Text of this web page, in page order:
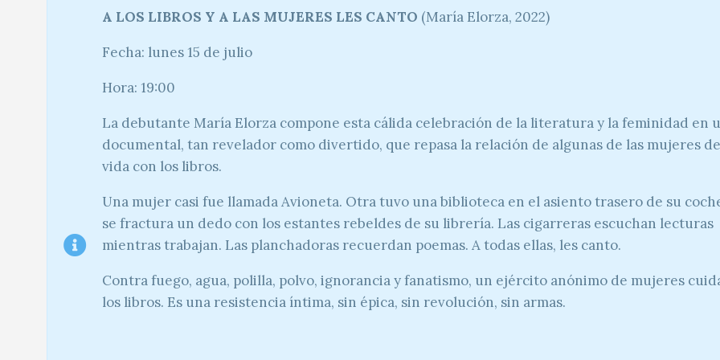
A LOS LIBROS Y A LAS MUJERES LES CANTO (María Elorza, 2022)
Fecha: lunes 15 de julio
Hora: 19:00
La debutante María Elorza compone esta cálida celebración de la literatura y la feminidad en
documental, tan revelador como divertido, que repasa la relación de algunas de las mujeres
vida con los libros.
Una mujer casi fue llamada Avioneta. Otra tuvo una biblioteca en el asiento trasero de su
se fractura un dedo con los estantes rebeldes de su librería. Las cigarreras escuchan lecturas
mientras trabajan. Las planchadoras recuerdan poemas. A todas ellas, les canto.
Contra fuego, agua, polilla, polvo, ignorancia y fanatismo, un ejército anónimo de mujeres
los libros. Es una resistencia íntima, sin épica, sin revolución, sin armas.